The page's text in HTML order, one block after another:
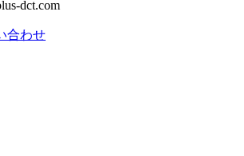
dct.com
合わせ